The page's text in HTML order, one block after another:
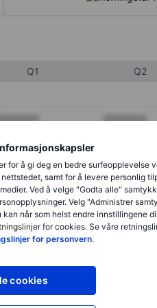
for å gi deg en bedre surfeopplevelse
samt for å levere personlig
Ved å velge "Godta alle"
Velg "Administrer
når som helst endre innstillingene
for cookies. Se våre
for personvern.
cookies
Q1 Q2
XXXXXXX
XXXXXXX
XXXXXXX